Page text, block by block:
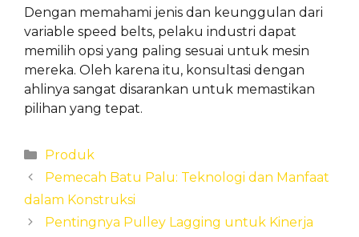
Dengan memahami jenis dan keunggulan dari
variable speed belts, pelaku industri dapat
memilih opsi yang paling sesuai untuk mesin
mereka. Oleh karena itu, konsultasi dengan
ahlinya sangat disarankan untuk memastikan
pilihan yang tepat.
Categories
Produk
Pemecah Batu Palu: Teknologi dan Manfaat
dalam Konstruksi
Pentingnya Pulley Lagging untuk Kinerja